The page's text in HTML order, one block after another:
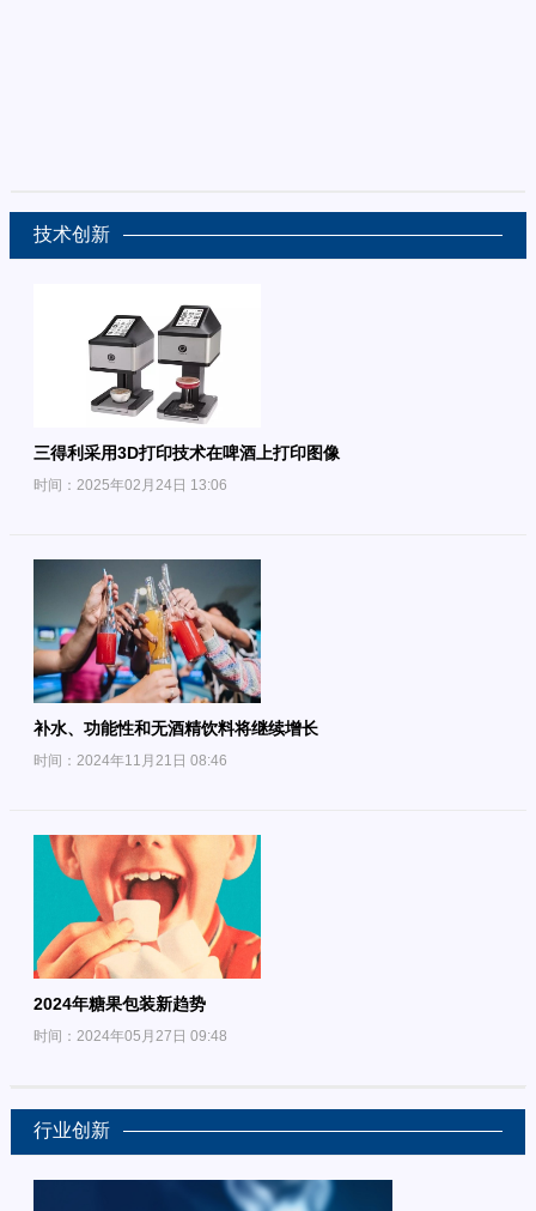
技术创新
三得利采用3D打印技术在啤酒上打印图像
时间：2025年02月24日 13:06
补水、功能性和无酒精饮料将继续增长
时间：2024年11月21日 08:46
2024年糖果包装新趋势
时间：2024年05月27日 09:48
行业创新